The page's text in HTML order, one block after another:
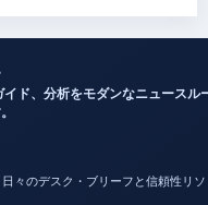
イド、分析をモダンなニュースル
々のデスク・ブリーフと信頼性リソ